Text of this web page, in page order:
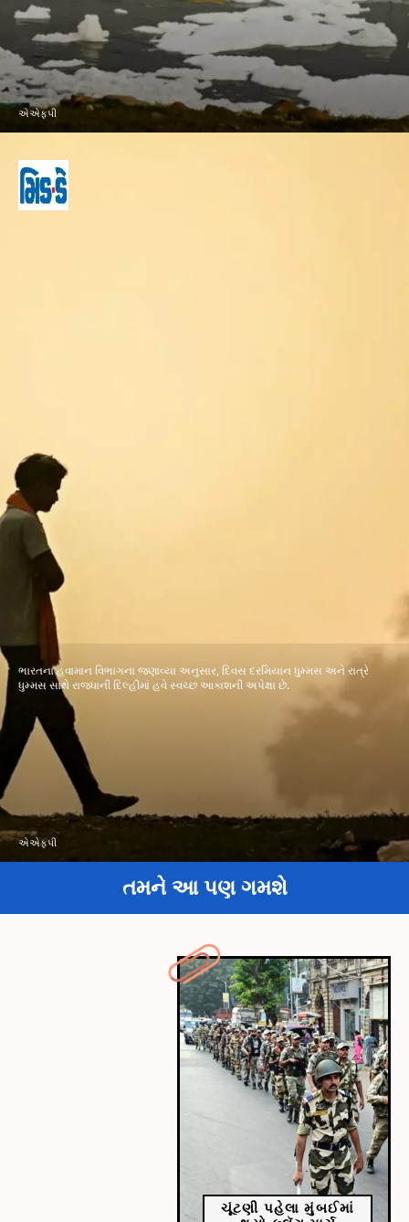
એએફપી
ભારતના હવામાન વિભાગના જણાવ્યા અનુસાર, દિવસ દરમિયાન ધુમ્મસ અને રાત્રે
ધુમ્મસ સાથે રાજધાની દિલ્હીમાં હવે સ્વચ્છ આકાશની અપેક્ષા છે.
એએફપી
તમને આ પણ ગમશે
ચૂંટણી પહેલા મુંબઈમાં